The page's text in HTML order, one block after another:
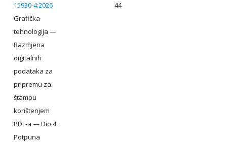
15930-4:2026
Grafička
tehnologija —
Razmjena
digitalnih
podataka za
pripremu za
štampu
korištenjem
PDF-a — Dio 4:
Potpuna
44